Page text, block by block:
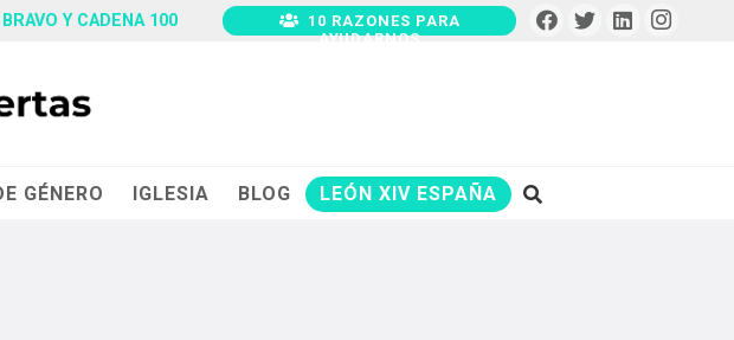
Y CADENA 100
10 RAZONES PARA
AYUDARNOS
GÉNERO IGLESIA BLOG LEÓN XIV ESPAÑA